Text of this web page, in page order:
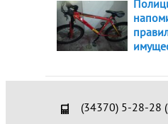
(34370) 5-28-28